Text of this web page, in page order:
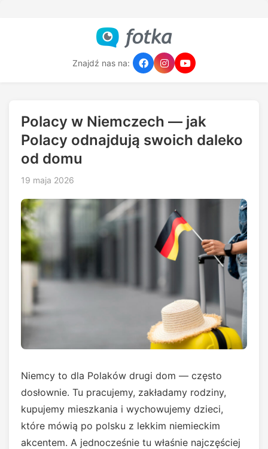
Znajdź nas na:
Polacy w Niemczech — jak
Polacy odnajdują swoich daleko
od domu
19 maja 2026
Niemcy to dla Polaków drugi dom — często
dosłownie. Tu pracujemy, zakładamy rodziny,
kupujemy mieszkania i wychowujemy dzieci,
które mówią po polsku z lekkim niemieckim
akcentem. A jednocześnie tu właśnie najczęściej